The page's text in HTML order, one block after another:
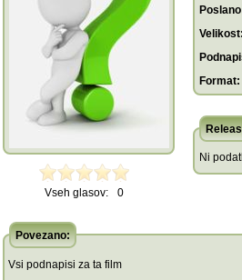
Vseh glasov: 0
Format:
Ni
Povezano:
Vsi podnapisi za ta film